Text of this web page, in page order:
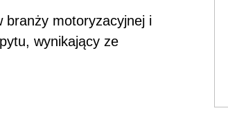
branży motoryzacyjnej i
wynikający ze